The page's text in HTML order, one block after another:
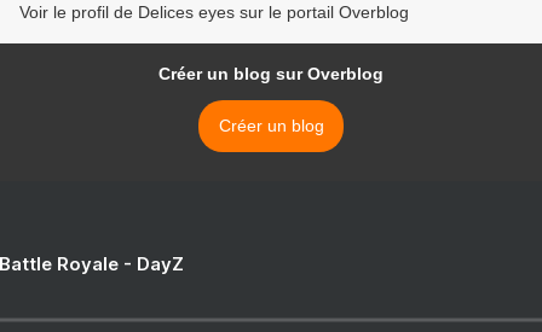
Voir le profil de Delices eyes sur le portail Overblog
Créer un blog sur Overblog
Créer un blog
Royale - DayZ